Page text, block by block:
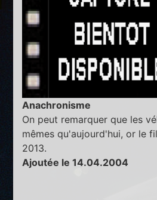
Anachronisme
On peut remarquer que les
mêmes qu'aujourd'hui, or le
2013.
Ajoutée le 14.04.2004